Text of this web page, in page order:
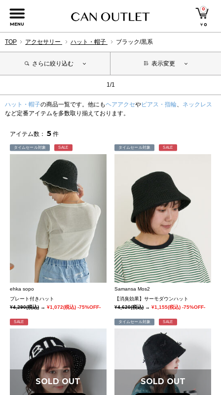
MENU
0
￥0
TOP アクセサリー ハット・帽子 ブラック/黒系
さらに絞り込む 表示変更
1/1
ハット・帽子の商品一覧です。他にもヘアアクセやピアス・指輪、 ネックレス
など定番アイテムを多数取り揃えております。
アイテム数： 5 件
タイムセール対象 SALE
ehka sopo
プレート付きハット
¥4,290(税込) → ¥1,072(税込) -75%OFF-
タイムセール対象 SALE
Samansa Mos2
【消臭効果】サーモダウンハット
¥4,620(税込)→¥1,155(税込) -75%OFF-
SALE
SOLD OUT
タイムセール対象 SALE
SOLD OUT